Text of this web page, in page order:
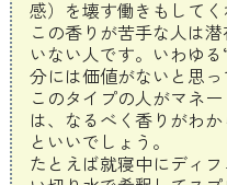
感）を壊す働きもしてく
この香りが苦手な人は
いない人です。いわゆ
分には価値がないと思っ
このタイプの人がマネ
は、なるべく香りがわ
といいでしょう。
たとえば就寝中にディ